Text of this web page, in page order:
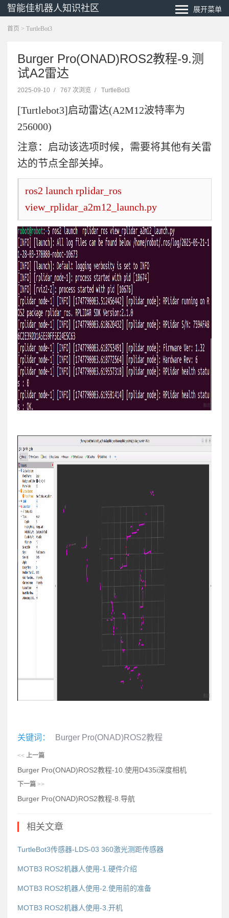
智能佳机器人知识社区 展开菜单
首页 > TurtleBot3
Burger Pro(ONAD)ROS2教程-9.测
试A2雷达
2025-09-10 / 767 次浏览 / TurtleBot3
[Turtlebot3]启动雷达(A2M12波特率为
256000)
注意：启动该选项时候，需要将其他有关雷
达的节点全部关掉。
ros2 launch rplidar_ros
view_rplidar_a2m12_launch.py
关键词： Burger Pro(ONAD)ROS2教程
<< 上一篇
Burger Pro(ONAD)ROS2教程-10.使用D435i深度相机
下一篇 >>
Burger Pro(ONAD)ROS2教程-8.导航
相关文章
TurtleBot3传感器-LDS-03 360激光测距传感器
MOTB3 ROS2机器人使用-1.硬件介绍
MOTB3 ROS2机器人使用-2.使用前的准备
MOTB3 ROS2机器人使用-3.开机